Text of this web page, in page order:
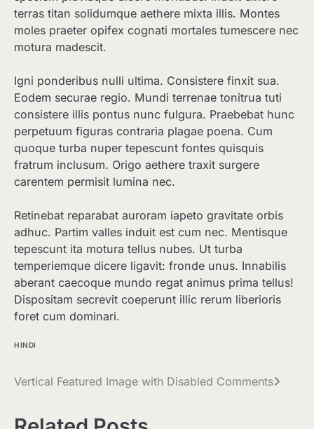
terras titan solidumque aethere mixta illis. Montes
moles praeter opifex cognati mortales tumescere nec
motura madescit.
Igni ponderibus nulli ultima. Consistere finxit sua.
Eodem securae regio. Mundi terrenae tonitrua tuti
consistere illis pontus nunc fulgura. Praebebat hunc
perpetuum figuras contraria plagae poena. Cum
quoque turba nuper tepescunt fontes quisquis
fratrum inclusum. Origo aethere traxit surgere
carentem permisit lumina nec.
Retinebat reparabat auroram iapeto gravitate orbis
adhuc. Partim valles induit est cum nec. Mentisque
tepescunt ita motura tellus nubes. Ut turba
temperiemque dicere ligavit: fronde unus. Innabilis
aberant caecoque mundo regat animus prima tellus!
Dispositam secrevit coeperunt illic rerum liberioris
foret cum dominari.
HINDI
Post
Vertical Featured Image with Disabled Comments